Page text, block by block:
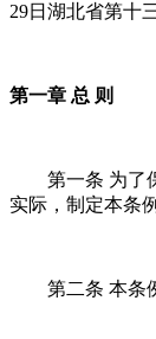
29日湖北省第十
第一章 总 则
第一条 为了
实际，制定本条例
第二条 本条